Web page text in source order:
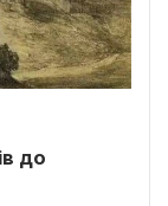
до